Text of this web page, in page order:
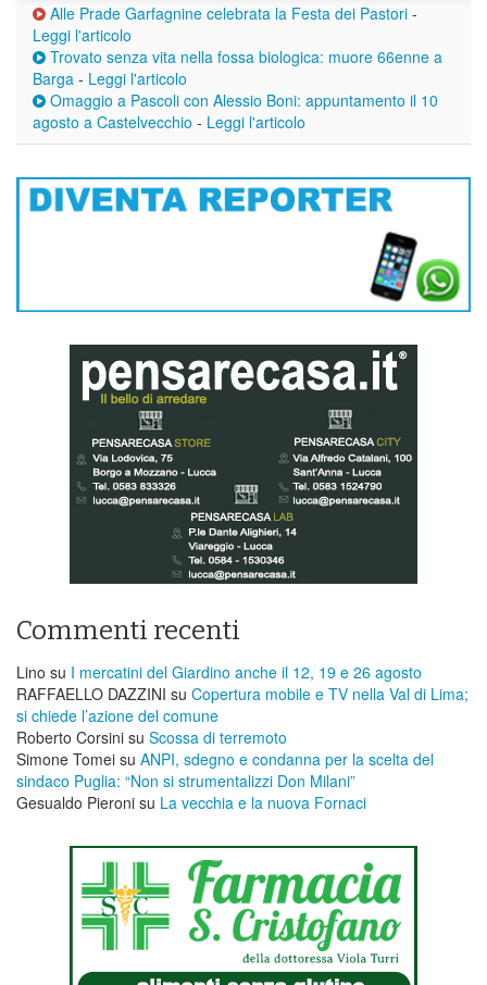
Alle Prade Garfagnine celebrata la Festa dei Pastori -
Leggi l'articolo
Trovato senza vita nella fossa biologica: muore 66enne a
Barga - Leggi l'articolo
Omaggio a Pascoli con Alessio Boni: appuntamento il 10
agosto a Castelvecchio - Leggi l'articolo
Commenti recenti
Lino su I mercatini del Giardino anche il 12, 19 e 26 agosto
RAFFAELLO DAZZINI su ​Copertura mobile e TV nella Val di Lima;
si chiede l’azione del comune
Roberto Corsini su Scossa di terremoto
Simone Tomei su ANPI, sdegno e condanna per la scelta del
sindaco Puglia: “Non si strumentalizzi Don Milani”
Gesualdo Pieroni su La vecchia e la nuova Fornaci